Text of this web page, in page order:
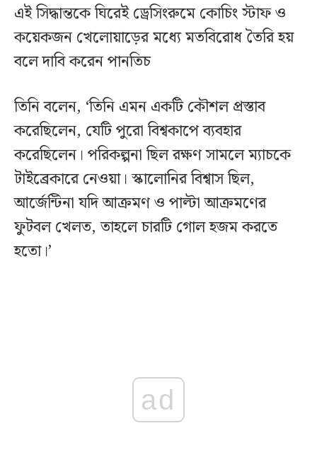
এই সিদ্ধান্তকে ঘিরেই ড্রেসিংরুমে কোচিং স্টাফ ও
কয়েকজন খেলোয়াড়ের মধ্যে মতবিরোধ তৈরি হয়
বলে দাবি করেন পানতিচ
তিনি বলেন, ‘তিনি এমন একটি কৌশল প্রস্তাব
করেছিলেন, যেটি পুরো বিশ্বকাপে ব্যবহার
করেছিলেন। পরিকল্পনা ছিল রক্ষণ সামলে ম্যাচকে
টাইব্রেকারে নেওয়া। স্কালোনির বিশ্বাস ছিল,
আর্জেন্টিনা যদি আক্রমণ ও পাল্টা আক্রমণের
ফুটবল খেলত, তাহলে চারটি গোল হজম করতে
হতো।’
ad